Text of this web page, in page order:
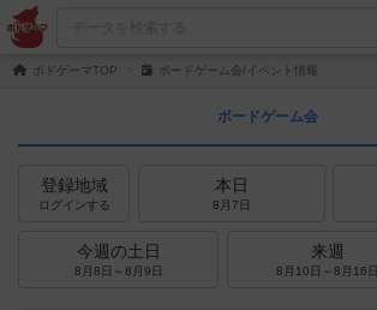
ボドゲーマTOP ボードゲーム会/イベント情報
ボードゲーム会
登録地域
ログインする
本日
8月7日
今週の土日
8月8日～8月9日
来週
8月10日～8月16日